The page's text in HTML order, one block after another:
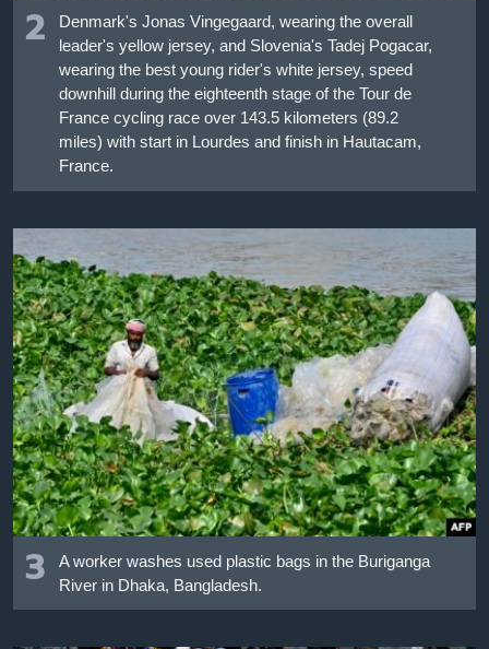
2
Denmark's Jonas Vingegaard, wearing the overall
leader's yellow jersey, and Slovenia's Tadej Pogacar,
wearing the best young rider's white jersey, speed
downhill during the eighteenth stage of the Tour de
France cycling race over 143.5 kilometers (89.2
miles) with start in Lourdes and finish in Hautacam,
France.
3
A worker washes used plastic bags in the Buriganga
River in Dhaka, Bangladesh.